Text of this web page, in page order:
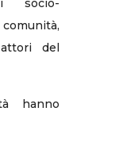
socio-
del
hanno